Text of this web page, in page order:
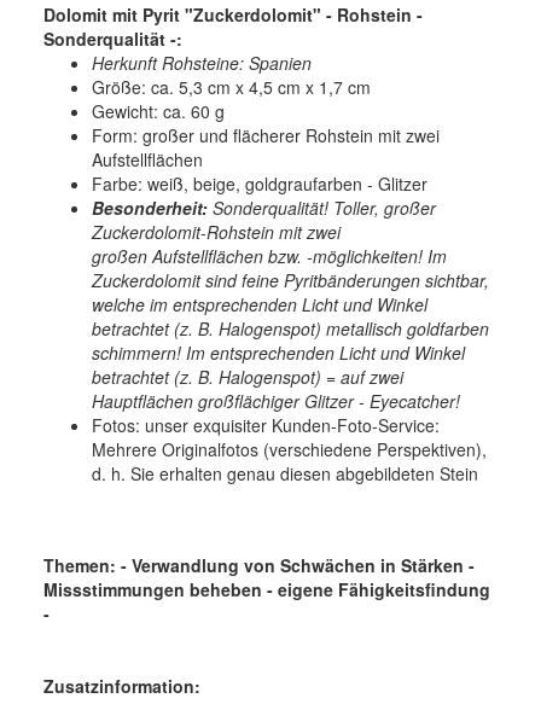
Dolomit mit Pyrit "Zuckerdolomit" - Rohstein -
Sonderqualität -:
Herkunft Rohsteine: Spanien
Größe: ca. 5,3 cm x 4,5 cm x 1,7 cm
Gewicht: ca. 60 g
Form: großer und flächerer Rohstein mit zwei
Aufstellflächen
Farbe: weiß, beige, goldgraufarben - Glitzer
Besonderheit: Sonderqualität! Toller, großer
Zuckerdolomit-Rohstein mit zwei
großen Aufstellflächen bzw. -möglichkeiten! Im
Zuckerdolomit sind feine Pyritbänderungen sichtbar,
welche im entsprechenden Licht und Winkel
betrachtet (z. B. Halogenspot) metallisch goldfarben
schimmern! Im entsprechenden Licht und Winkel
betrachtet (z. B. Halogenspot) = auf zwei
Hauptflächen großflächiger Glitzer - Eyecatcher!
Fotos: unser exquisiter Kunden-Foto-Service:
Mehrere Originalfotos (verschiedene Perspektiven),
d. h. Sie erhalten genau diesen abgebildeten Stein
Themen: - Verwandlung von Schwächen in Stärken -
Missstimmungen beheben - eigene Fähigkeitsfindung
-
Zusatzinformation: